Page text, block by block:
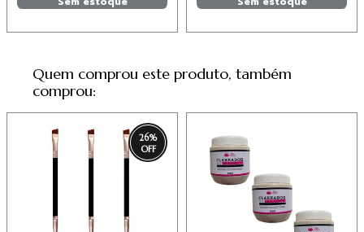
Quem comprou este produto, também
comprou:
26%